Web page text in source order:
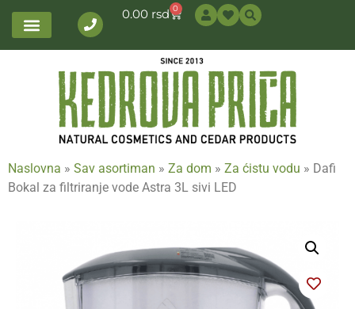
0.00 rsd 0
Naslovna » Sav asortiman » Za dom » Za ćistu vodu » Dafi
Bokal za filtriranje vode Astra 3L sivi LED